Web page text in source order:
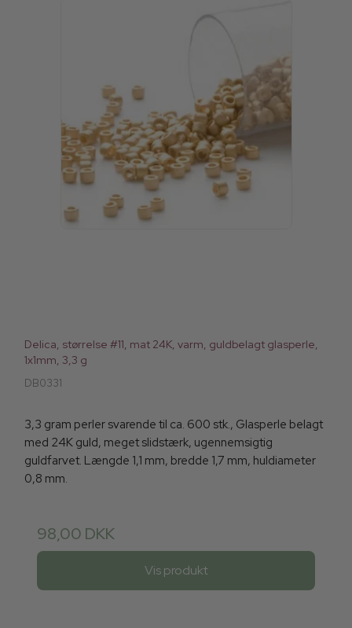
Delica, størrelse #11, mat 24K, varm, guldbelagt glasperle,
1x1mm, 3,3 g
DB0331
3,3 gram perler svarende til ca. 600 stk., Glasperle belagt
med 24K guld, meget slidstærk, ugennemsigtig
guldfarvet. Længde 1,1 mm, bredde 1,7 mm, huldiameter
0,8 mm.
98,00 DKK
Vis produkt